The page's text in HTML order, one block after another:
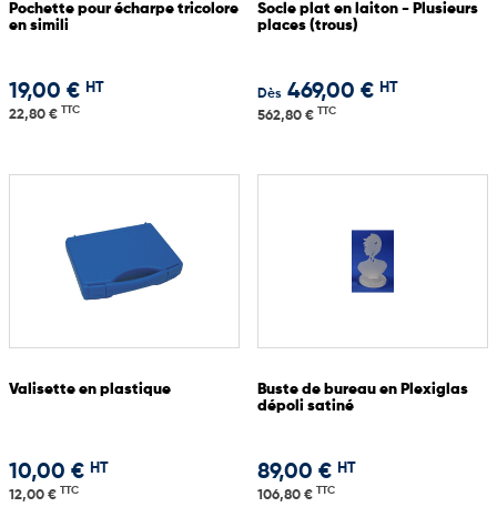
Pochette pour écharpe tricolore
en simili
19,00 € HT
22,80 € TTC
Socle plat en laiton - Plusieurs
places (trous)
Dès 469,00 € HT
562,80 € TTC
Valisette en plastique
10,00 € HT
12,00 € TTC
Buste de bureau en Plexiglas
dépoli satiné
89,00 € HT
106,80 € TTC